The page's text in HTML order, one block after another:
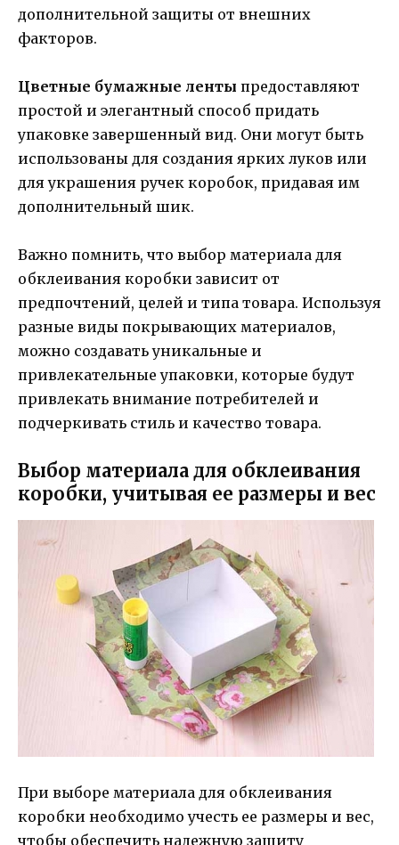
дополнительной защиты от внешних
факторов.
Цветные бумажные ленты предоставляют
простой и элегантный способ придать
упаковке завершенный вид. Они могут быть
использованы для создания ярких луков или
для украшения ручек коробок, придавая им
дополнительный шик.
Важно помнить, что выбор материала для
обклеивания коробки зависит от
предпочтений, целей и типа товара. Используя
разные виды покрывающих материалов,
можно создавать уникальные и
привлекательные упаковки, которые будут
привлекать внимание потребителей и
подчеркивать стиль и качество товара.
Выбор материала для обклеивания
коробки, учитывая ее размеры и вес
При выборе материала для обклеивания
коробки необходимо учесть ее размеры и вес,
чтобы обеспечить надежную защиту